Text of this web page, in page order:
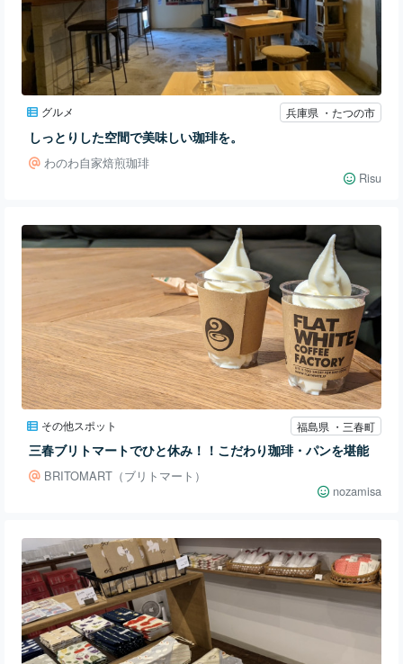
グルメ 兵庫県 ・たつの市
しっとりした空間で美味しい珈琲を。
わのわ自家焙煎珈琲
Risu
その他スポット 福島県 ・三春町
三春ブリトマートでひと休み！！こだわり珈琲・パンを堪能
BRITOMART（ブリトマート）
nozamisa